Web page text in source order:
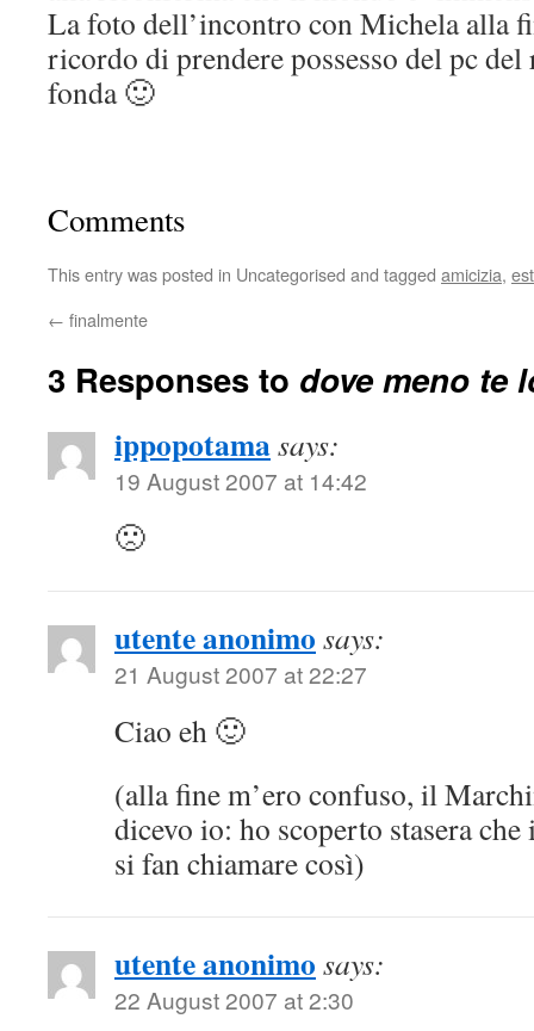
La foto dell’incontro con Michela alla
ricordo di prendere possesso del pc
fonda 🙂
Comments
This entry was posted in Uncategorised and tagged amicizia,
← finalmente
3 Responses to dove meno te
ippopotamasays:
19 August 2007 at 14:42
🙁
utente anonimo says:
21 August 2007 at 22:27
Ciao eh 🙂
(alla fine m’ero confuso, il
dicevo io: ho scoperto stasera che
si fan chiamare così)
utente anonimo says:
22 August 2007 at 2:30